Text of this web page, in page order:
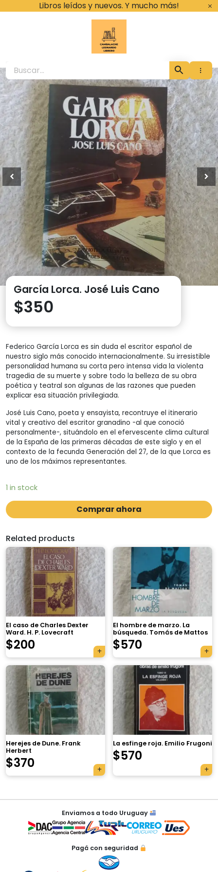
Libros leídos y nuevos. Y mucho más!
Cambalache
García Lorca. José Luis Cano
$350
Federico García Lorca es sin duda el escritor español de
nuestro siglo más conocido internacionalmente. Su irresistible
personalidad humana su corta pero intensa vida la violenta
tragedia de su muerte y sobre todo la belleza de su obra
poética y teatral son algunas de las razones que pueden
explicar esa situación privilegiada.
José Luis Cano, poeta y ensayista, recontruye el itinerario
vital y creativo del escritor granadino -al que conoció
personalmente-, situándolo en el efervescente clima cultural
de la España de las primeras décadas de este siglo y en el
contexto de la fecunda Generación del 27, de la que Lorca es
uno de los máximos representantes.
1 in stock
Comprar ahora
Related products
El caso de Charles Dexter
Ward. H. P. Lovecraft
$200
El hombre de marzo. La
búsqueda. Tomás de Mattos
$570
Herejes de Dune. Frank
Herbert
$370
La esfinge roja. Emilio Frugoni
$570
Navegación
entradas
Enviamos a todo Uruguay
Pagá con seguridad
×
Tu carrito está vacío.
automáticamente.